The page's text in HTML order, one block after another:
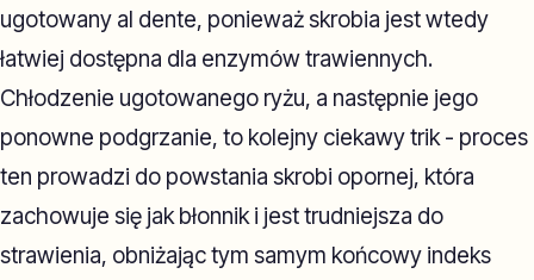
ugotowany al dente, ponieważ skrobia jest wtedy
łatwiej dostępna dla enzymów trawiennych.
Chłodzenie ugotowanego ryżu, a następnie jego
ponowne podgrzanie, to kolejny ciekawy trik - proces
ten prowadzi do powstania skrobi opornej, która
zachowuje się jak błonnik i jest trudniejsza do
strawienia, obniżając tym samym końcowy indeks